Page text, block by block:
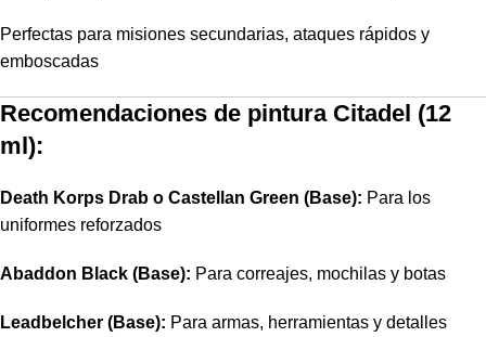
Perfectas para misiones secundarias, ataques rápidos y
emboscadas
Recomendaciones de pintura Citadel (12
ml):
Death Korps Drab o Castellan Green (Base): Para los
uniformes reforzados
Abaddon Black (Base): Para correajes, mochilas y botas
Leadbelcher (Base): Para armas, herramientas y detalles